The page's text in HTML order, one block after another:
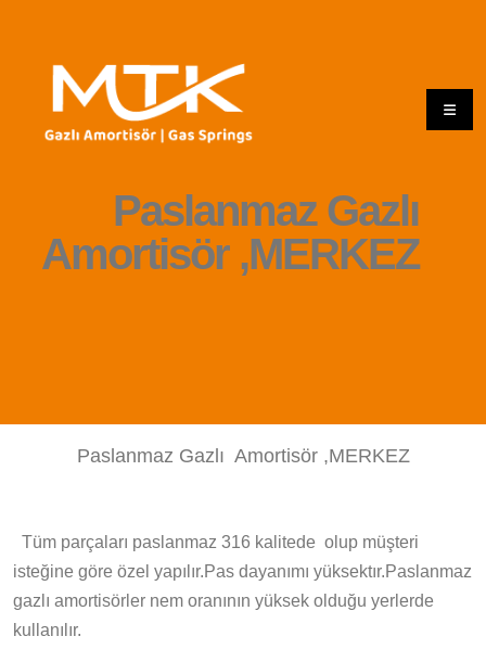
Paslanmaz Gazlı
Amortisör ,MERKEZ
Paslanmaz Gazlı Amortisör ,MERKEZ
Tüm parçaları paslanmaz 316 kalitede olup müşteri
isteğine göre özel yapılır.Pas dayanımı yüksektır.Paslanmaz
gazlı amortisörler nem oranının yüksek olduğu yerlerde
kullanılır.